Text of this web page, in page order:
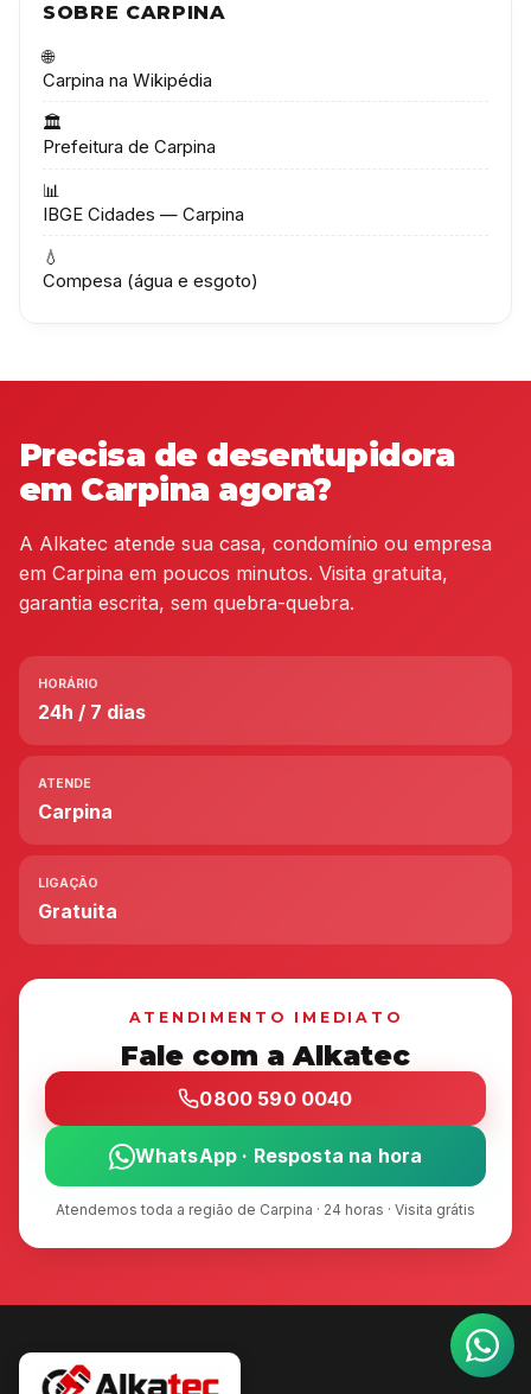
SOBRE CARPINA
🌐
Carpina na Wikipédia
🏛️
Prefeitura de Carpina
📊
IBGE Cidades — Carpina
💧
Compesa (água e esgoto)
Precisa de desentupidora
em Carpina agora?
A Alkatec atende sua casa, condomínio ou empresa
em Carpina em poucos minutos. Visita gratuita,
garantia escrita, sem quebra-quebra.
HORÁRIO
24h / 7 dias
ATENDE
Carpina
LIGAÇÃO
Gratuita
ATENDIMENTO IMEDIATO
Fale com a Alkatec
0800 590 0040
WhatsApp · Resposta na hora
Atendemos toda a região de Carpina · 24 horas · Visita grátis